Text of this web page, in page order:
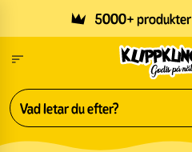
5000+ produkter